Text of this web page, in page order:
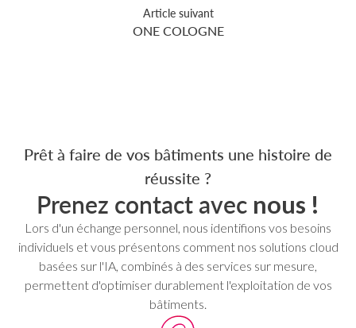
Article suivant
ONE COLOGNE
Prêt à faire de vos bâtiments une histoire de
réussite ?
Prenez contact avec nous !
Lors d'un échange personnel, nous identifions vos besoins
individuels et vous présentons comment nos solutions cloud
basées sur l'IA, combinés à des services sur mesure,
permettent d'optimiser durablement l'exploitation de vos
bâtiments.